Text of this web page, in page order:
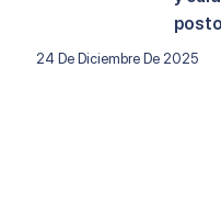
24 De Diciembre De 2025